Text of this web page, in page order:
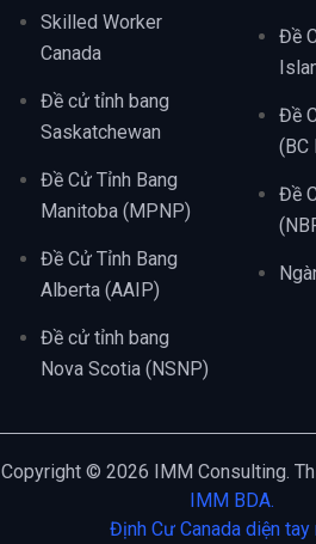
Skilled Worker
Canada
Đề cử tỉnh bang
Saskatchewan
Đề Cử Tỉnh Bang
Manitoba (MPNP)
Đề Cử Tỉnh Bang
Alberta (AAIP)
Đề cử tỉnh bang
Nova Scotia (NSNP)
Đề
Đề
(BC
Đề
Copyright © 2026 IMM Consulting.
IMM BDA.
Định Cư Canada diện tay